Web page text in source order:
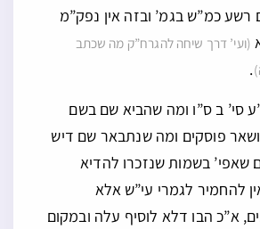
כמ”ש בגמ’ ובזה אין נפק”מ
(ועי’ דרך שיחה להגרח”ק מה שכתב
.
סי’ ב ס”ו ומה שהביא שם בשם
פוסקים ומה שנתבאר שם דיש
שאפי’ בשמות שנזכרו להדיא
להחמיר לגמרי עי”ש אלא
א”כ הבו דלא לוסיף עלה ובמקום